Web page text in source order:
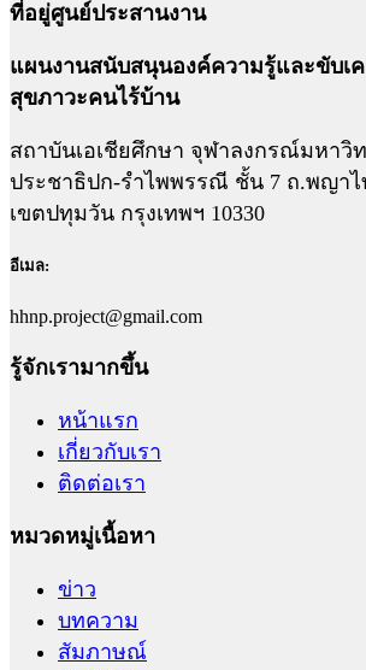
ที่อยู่ศูนย์ประสานงาน
แผนงานสนับสนุนองค์ความรู้และขับเ
สุขภาวะคนไร้บ้าน
สถาบันเอเชียศึกษา จุฬาลงกรณ์มหาวิ
ประชาธิปก-รำไพพรรณี ชั้น 7 ถ.พญาไ
เขตปทุมวัน กรุงเทพฯ 10330
อีเมล:
hhnp.project@gmail.com
รู้จักเรามากขึ้น
หน้าแรก
เกี่ยวกับเรา
ติดต่อเรา
หมวดหมู่เนื้อหา
ข่าว
บทความ
สัมภาษณ์